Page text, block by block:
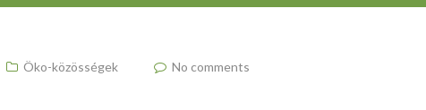
Öko-közösségek No comments